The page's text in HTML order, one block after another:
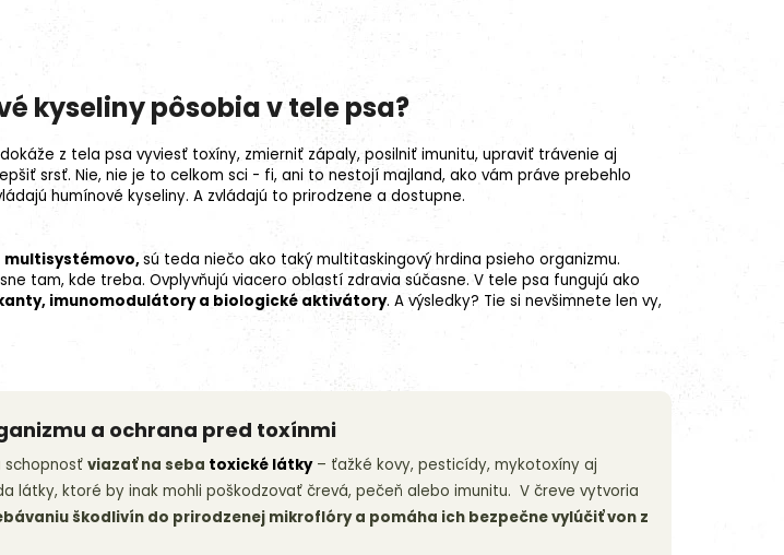
kyseliny pôsobia v tele psa?
z tela psa vyviesť toxíny, zmierniť zápaly, posilniť imunitu, upraviť trávenie aj
srsť. Nie, nie je to celkom sci - fi, ani to nestojí majland, ako vám práve prebehlo
humínové kyseliny. A zvládajú to prirodzene a dostupne.
multisystémovo,sú teda niečo ako taký multitaskingový hrdina psieho organizmu.
tam, kde treba. Ovplyvňujú viacero oblastí zdravia súčasne. V tele psa fungujú ako
imunomodulátory a biologické aktivátory. A výsledky? Tie si nevšimnete len vy,
a ochrana pred toxínmi
schopnosť viazať na seba toxické látky– ťažké kovy, pesticídy, mykotoxíny aj
látky, ktoré by inak mohli poškodzovať črevá, pečeň alebo imunitu. V čreve vytvoria
škodlivín do prirodzenej mikroflóry a pomáha ich bezpečne vylúčiť von z